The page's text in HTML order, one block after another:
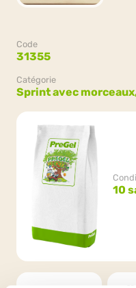
Code
31355
Catégorie
Sprint avec
10